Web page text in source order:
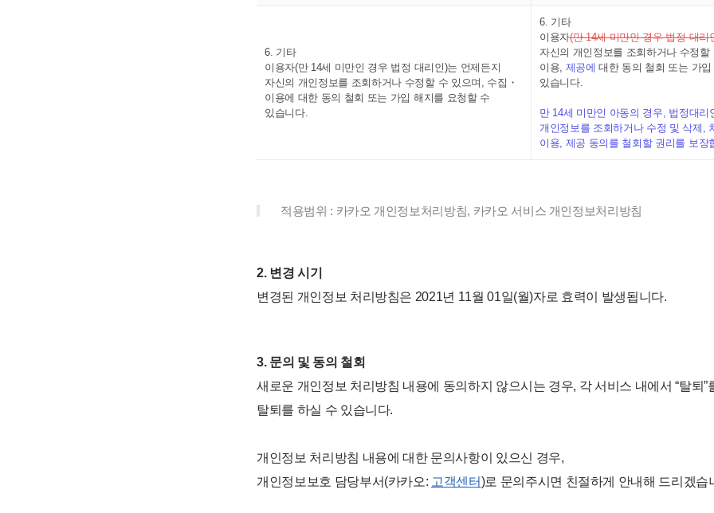
6. 기타
이용자(만 14세 미만인 경우 법정 대리인)는 언제든지
자신의 개인정보를 조회하거나 수정할 수 있으며, 수집・
이용에 대한 동의 철회 또는 가입 해지를 요청할 수
있습니다.
6. 기타
이용자(만 14세 미만인 경우 법정 대리
자신의 개인정보를 조회하거나 수정할
이용, 제공에 대한 동의 철회 또는 가
있습니다.
만 14세 미만인 아동의 경우, 법정대리
개인정보를 조회하거나 수정 및 삭제,
이용, 제공 동의를 철회할 권리를 보장
적용범위 : 카카오 개인정보처리방침, 카카오 서비스 개인정보처리방침
2. 변경 시기
변경된 개인정보 처리방침은 2021년 11월 01일(월)자로 효력이 발생됩니다.
3. 문의 및 동의 철회
새로운 개인정보 처리방침 내용에 동의하지 않으시는 경우, 각 서비스 내에서 “탈퇴”
탈퇴를 하실 수 있습니다.
개인정보 처리방침 내용에 대한 문의사항이 있으신 경우,
개인정보보호 담당부서(카카오: 고객센터)로 문의주시면 친절하게 안내해 드리겠습